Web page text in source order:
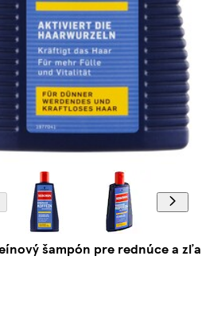
šampón pre rednúce a